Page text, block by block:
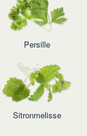
Persille
Sitronmelisse